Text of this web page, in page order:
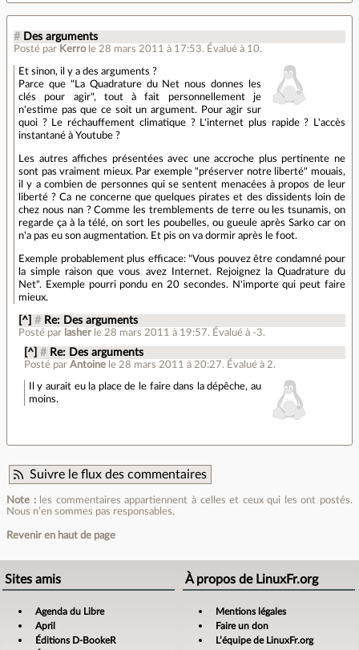
# Des arguments
Posté par Kerro le 28 mars 2011 à 17:53. Évalué à 10.
Et sinon, il y a des arguments ?
Parce que "La Quadrature du Net nous donnes les
clés pour agir", tout à fait personnellement je
n'estime pas que ce soit un argument. Pour agir sur
quoi ? Le réchauffement climatique ? L'internet plus rapide ? L'accès
instantané à Youtube ?
Les autres affiches présentées avec une accroche plus pertinente ne
sont pas vraiment mieux. Par exemple "préserver notre liberté" mouais,
il y a combien de personnes qui se sentent menacées à propos de leur
liberté ? Ca ne concerne que quelques pirates et des dissidents loin de
chez nous nan ? Comme les tremblements de terre ou les tsunamis, on
regarde ça à la télé, on sort les poubelles, ou gueule après Sarko car on
n'a pas eu son augmentation. Et pis on va dormir après le foot.
Exemple probablement plus efficace: "Vous pouvez être condamné pour
la simple raison que vous avez Internet. Rejoignez la Quadrature du
Net". Exemple pourri pondu en 20 secondes. N'importe qui peut faire
mieux.
[^] # Re: Des arguments
Posté par lasher le 28 mars 2011 à 19:57. Évalué à -3.
[^] # Re: Des arguments
Posté par Antoine le 28 mars 2011 à 20:27. Évalué à 2.
Il y aurait eu la place de le faire dans la dépêche, au
moins.
Suivre le flux des commentaires
Note :les commentaires appartiennent à celles et ceux qui les ont postés.
Nous n’en sommes pas responsables.
Revenir en haut de page
Sites amis
Agenda du Libre
April
Éditions D-BookeR
À propos de LinuxFr.org
Mentions légales
Faire un don
L’équipe de LinuxFr.org